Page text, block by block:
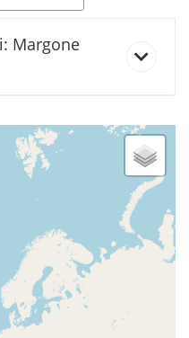
Margone